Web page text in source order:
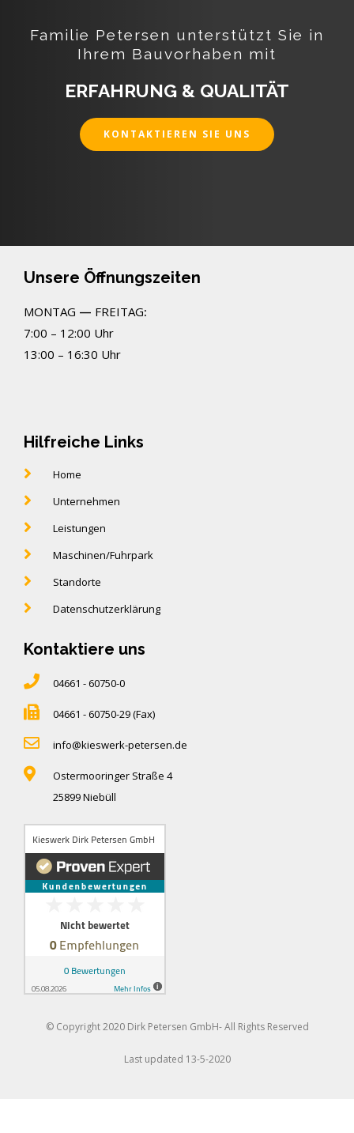
Familie Petersen unterstützt Sie in
Ihrem Bauvorhaben mit
ERFAHRUNG & QUALITÄT
KONTAKTIEREN SIE UNS
Unsere Öffnungszeiten
MONTAG — FREITAG:
7:00 – 12:00 Uhr
13:00 – 16:30 Uhr
Hilfreiche Links
Home
Unternehmen
Leistungen
Maschinen/Fuhrpark
Standorte
Datenschutzerklärung
Kontaktiere uns
04661 - 60750-0
04661 - 60750-29 (Fax)
info@kieswerk-petersen.de
Ostermooringer Straße 4
25899 Niebüll
© Copyright 2020 Dirk Petersen GmbH- All Rights Reserved
Last updated 13-5-2020